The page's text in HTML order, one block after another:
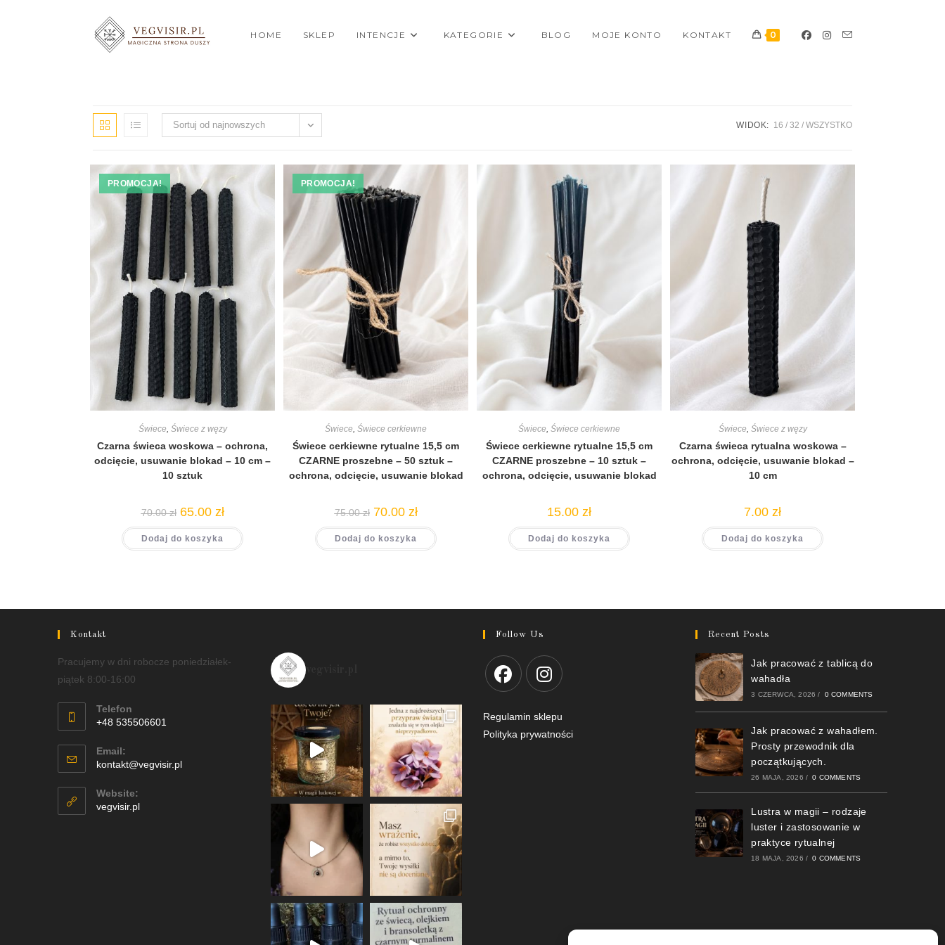
HOME SKLEP INTENCJE KATEGORIE BLOG MOJE KONTO KONTAKT 0
Sortuj od najnowszych WIDOK: 16 32 WSZYSTKO
PROMOCJA!
Świece, Świece z węzy
Czarna świeca woskowa – ochrona,
odcięcie, usuwanie blokad – 10 cm –
10 sztuk
70.00zł 65.00 zł
Dodaj do koszyka
PROMOCJA!
Świece, Świece cerkiewne
Świece cerkiewne rytualne 15,5 cm
CZARNE proszebne – 50 sztuk –
ochrona, odcięcie, usuwanie blokad
75.00zł 70.00 zł
Dodaj do koszyka
Świece, Świece cerkiewne
Świece cerkiewne rytualne 15,5 cm
CZARNE proszebne – 10 sztuk –
ochrona, odcięcie, usuwanie blokad
15.00 zł
Dodaj do koszyka
Świece, Świece z węzy
Czarna świeca rytualna woskowa –
ochrona, odcięcie, usuwanie blokad –
10 cm
7.00 zł
Dodaj do koszyka
Kontakt
Pracujemy w dni robocze poniedziałek-
piątek 8:00-16:00
Telefon
+48 535506601
Email:
kontakt@vegvisir.pl
Website:
vegvisir.pl
vegvisir.pl
Follow Us
Regulamin sklepu
Polityka prywatności
Recent Posts
Jak pracować z tablicą do
wahadła
3 CZERWCA, 2026 / 0 COMMENTS
Jak pracować z wahadłem.
Prosty przewodnik dla
początkujących.
26 MAJA, 2026 / 0 COMMENTS
Lustra w magii – rodzaje
luster i zastosowanie w
praktyce rytualnej
18 MAJA, 2026 / 0 COMMENTS